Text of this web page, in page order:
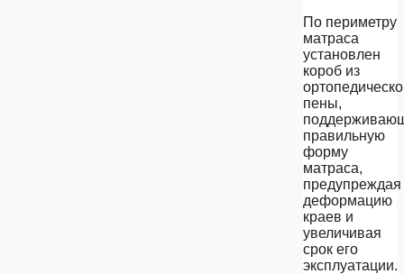
По периметру
матраса
установлен
короб из
пены,
правильную
форму
матраса,
предупреждая
деформацию
краев и
увеличивая
срок его
эксплуатации.